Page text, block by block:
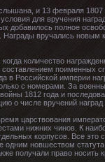
и 13 февраля
для вручения
добавилось полное
Награды вручались
когда количество
составлением поименных
в Российской империи
с номерами. За
1812 года и
о числе вручений
царствования
нижних чинов. К
корпусов. Все это
одним новшеством
получали право носить